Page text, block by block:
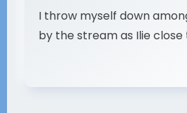
I throw myself down
by the stream as Ilie